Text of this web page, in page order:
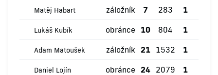
Matěj Habart záložník 7 283 1
Lukáš Kubík obránce 10 804 1
Adam Matoušek záložník 21 1532 1
Daniel Lojín obránce 24 2079 1